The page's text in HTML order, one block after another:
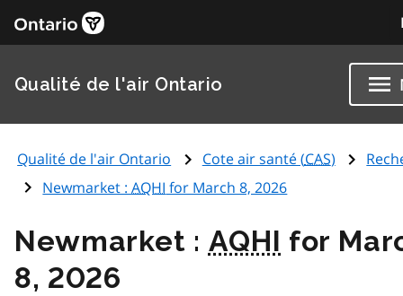
Qualité de l'air Ontario
Qualité de l'air Ontario Cote air santé (CAS)
Newmarket :AQHI for March 8, 2026
Newmarket : AQHI for
8, 2026